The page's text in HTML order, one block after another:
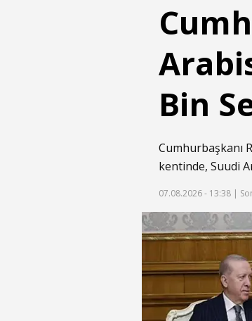
Bin
Cumhurbaşkanı
kentinde, Suudi
07.08.2026 - 13:38 |